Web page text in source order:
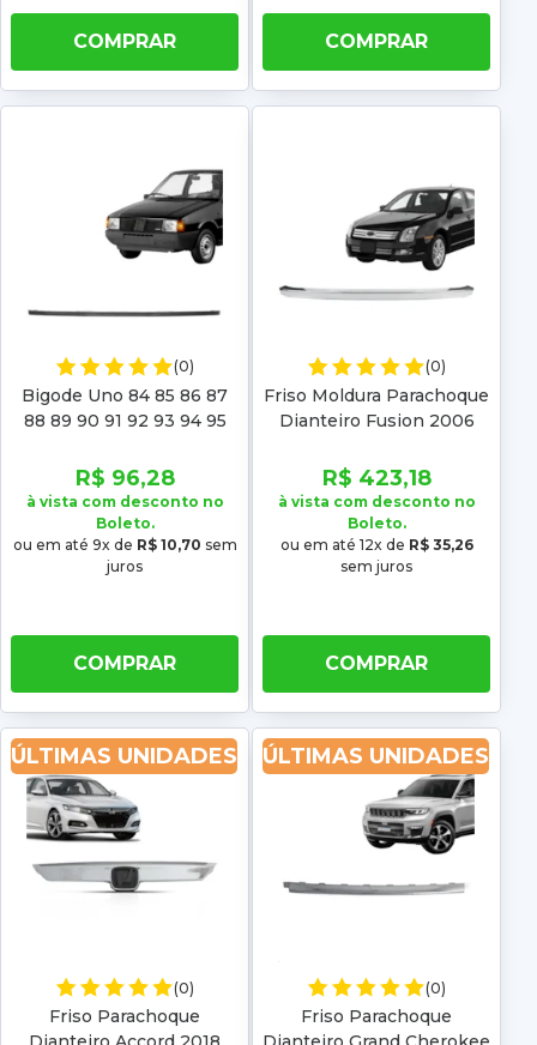
COMPRAR COMPRAR
(0)
Bigode Uno 84 85 86 87
88 89 90 91 92 93 94 95
04 05 06 07 08 09 10
R$ 96,28
à vista com desconto no
Boleto.
ou em até 9x de R$ 10,70 sem
juros
COMPRAR
(0)
Friso Moldura Parachoque
Dianteiro Fusion 2006
Cromado
R$ 423,18
à vista com desconto no
Boleto.
ou em até 12x de R$ 35,26
sem juros
COMPRAR
ÚLTIMAS UNIDADES
(0)
Friso Parachoque
ÚLTIMAS UNIDADES
(0)
Friso Parachoque